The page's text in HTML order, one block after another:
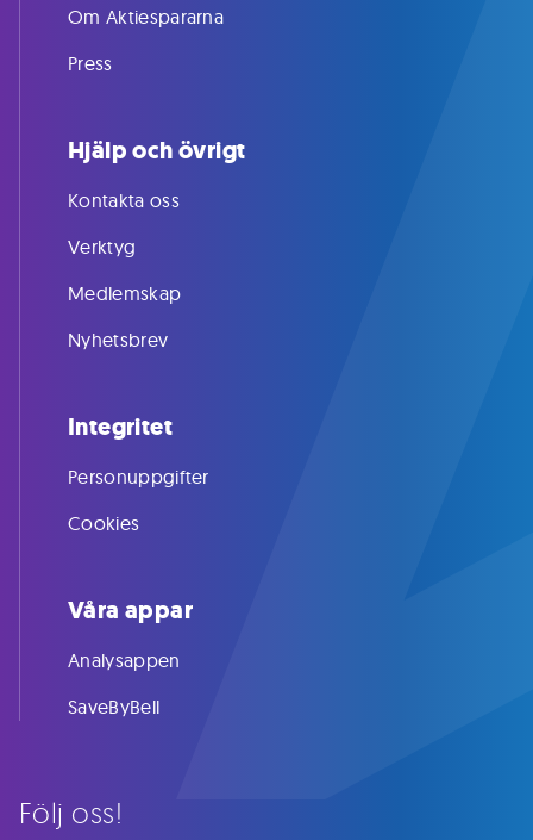
Följ oss!
Om Aktiespararna
Press
Hjälp och övrigt
Kontakta oss
Verktyg
Medlemskap
Nyhetsbrev
Integritet
Personuppgifter
Cookies
Våra appar
Analysappen
SaveByBell